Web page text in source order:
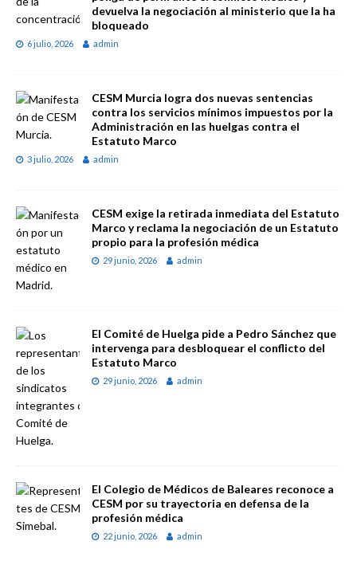
devuelva la negociación al ministerio que la ha
bloqueado
6 julio, 2026 admin
CESM Murcia logra dos nuevas sentencias
contra los servicios mínimos impuestos por la
Administración en las huelgas contra el
Estatuto Marco
3 julio, 2026 admin
CESM exige la retirada inmediata del Estatuto
Marco y reclama la negociación de un Estatuto
propio para la profesión médica
29 junio, 2026 admin
El Comité de Huelga pide a Pedro Sánchez que
intervenga para desbloquear el conflicto del
Estatuto Marco
29 junio, 2026 admin
El Colegio de Médicos de Baleares reconoce a
CESM por su trayectoria en defensa de la
profesión médica
22 junio, 2026 admin